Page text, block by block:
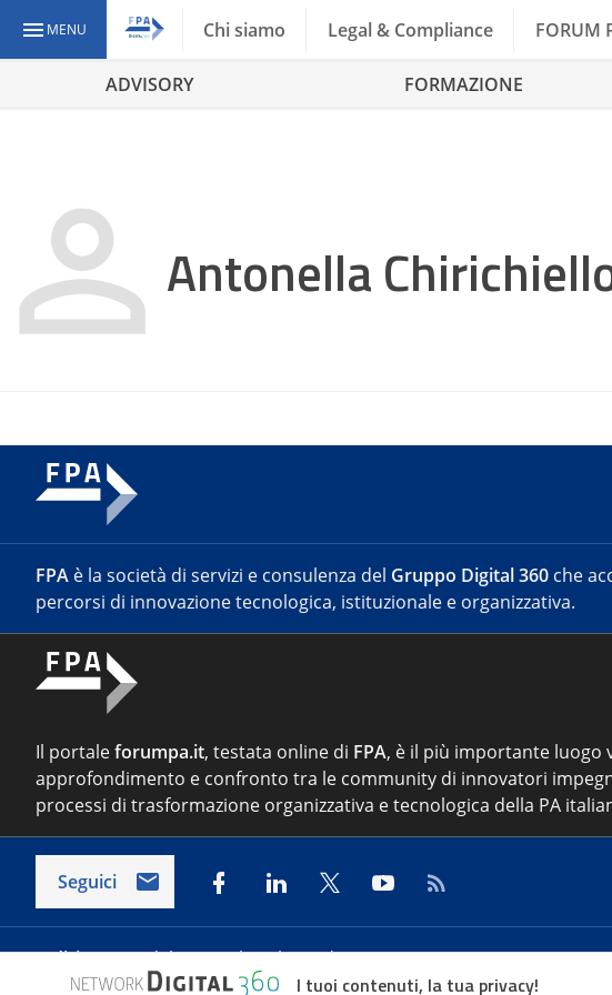
MENU Chi siamo Legal & Compliance FORUM
ADVISORY FORMAZIONE
Antonella
FPA è la società di servizi e consulenza del Gruppo Digital 360 che
percorsi di innovazione tecnologica, istituzionale e organizzativa.
Il portaleforumpa.it, testata online di FPA, è il più importante luogo
approfondimento e confronto tra le community di innovatori
processi di trasformazione organizzativa e tecnologica della PA
Seguici
Indirizzo:Via del Porto Fluviale 67/d – 00154 Roma
I tuoi contenuti, la tua privacy!